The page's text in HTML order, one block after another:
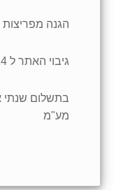
הגנה מפריצות
גיבוי האתר ל 14 ימים
מע"מ